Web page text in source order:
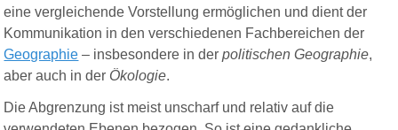
eine vergleichende Vorstellung ermöglichen und dient der
Kommunikation in den verschiedenen Fachbereichen der
Geographie – insbesondere in derpolitischen Geographie,
aber auch in der Ökologie.
Die Abgrenzung ist meist unscharf und relativ auf die